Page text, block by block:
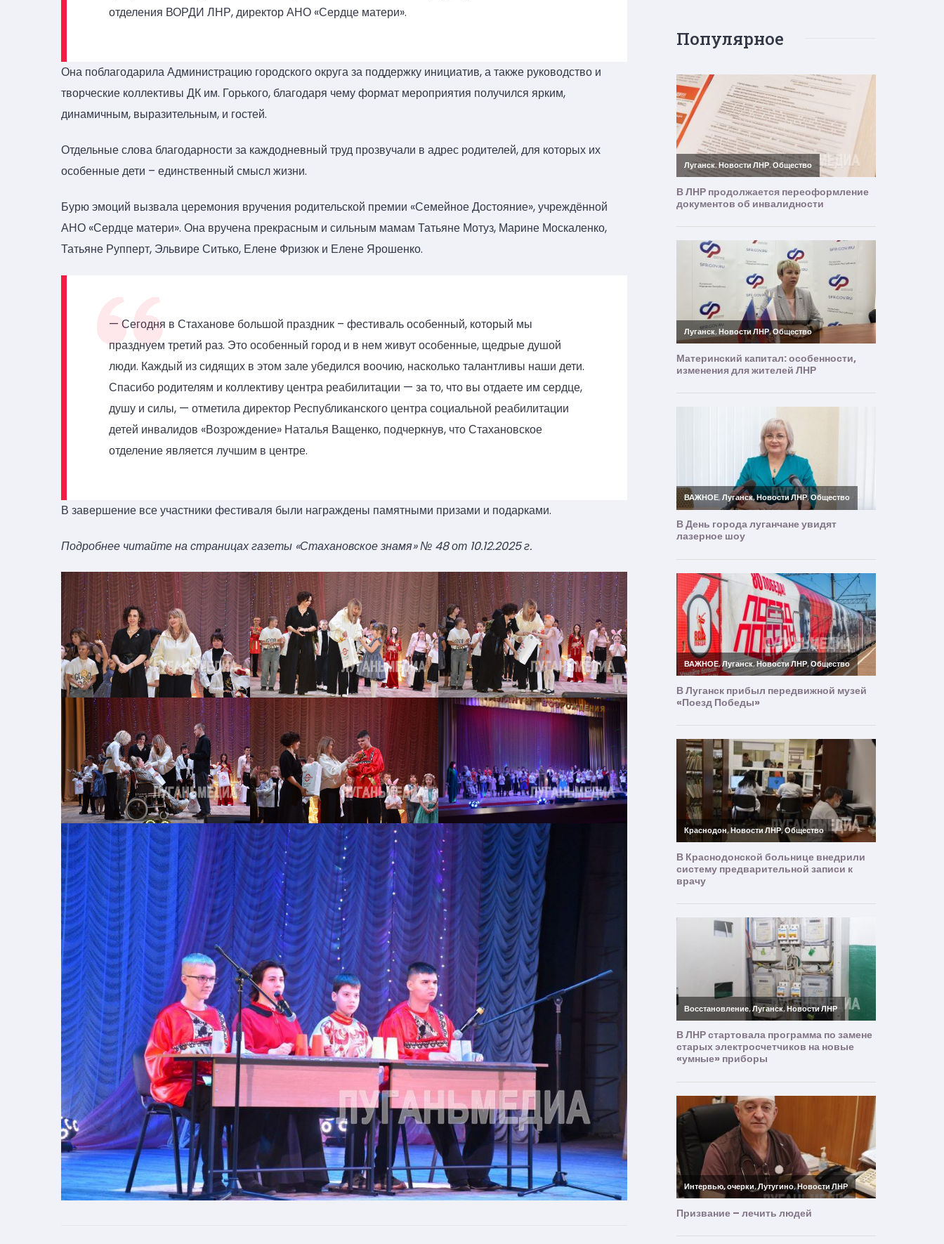
отделения ВОРДИ ЛНР, директор АНО «Сердце матери».
Она поблагодарила Администрацию городского округа за поддержку инициатив, а также руководство и
творческие коллективы ДК им. Горького, благодаря чему формат мероприятия получился ярким,
динамичным, выразительным, и гостей.
Отдельные слова благодарности за каждодневный труд прозвучали в адрес родителей, для которых их
особенные дети – единственный смысл жизни.
Бурю эмоций вызвала церемония вручения родительской премии «Семейное Достояние», учреждённой
АНО «Сердце матери». Она вручена прекрасным и сильным мамам Татьяне Мотуз, Марине Москаленко,
Татьяне Рупперт, Эльвире Ситько, Елене Фризюк и Елене Ярошенко.
— Сегодня в Стаханове большой праздник – фестиваль особенный, который мы
празднуем третий раз. Это особенный город и в нем живут особенные, щедрые душой
люди. Каждый из сидящих в этом зале убедился воочию, насколько талантливы наши дети.
Спасибо родителям и коллективу центра реабилитации — за то, что вы отдаете им сердце,
душу и силы, — отметила директор Республиканского центра социальной реабилитации
детей инвалидов «Возрождение» Наталья Ващенко, подчеркнув, что Стахановское
отделение является лучшим в центре.
В завершение все участники фестиваля были награждены памятными призами и подарками.
Подробнее читайте на страницах газеты «Стахановское знамя» № 48 от 10.12.2025 г.
Популярное